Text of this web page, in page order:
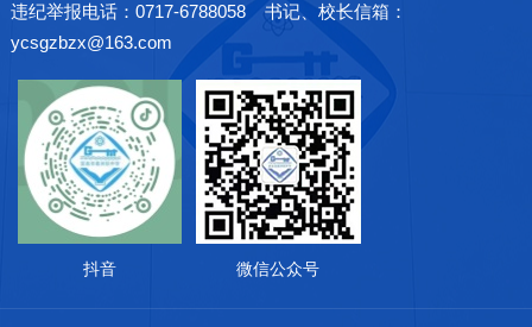
违纪举报电话：0717-6788058 书记、校长信箱：
ycsgzbzx@163.com
抖音 微信公众号